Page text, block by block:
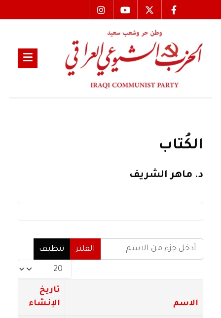
الكُتاب
د. ماهر الشريف
أدخل جزء من الاسم
الفلتر
تنظيف
عدد الإظهارات:
الاسم
تاريخ
الإنشاء